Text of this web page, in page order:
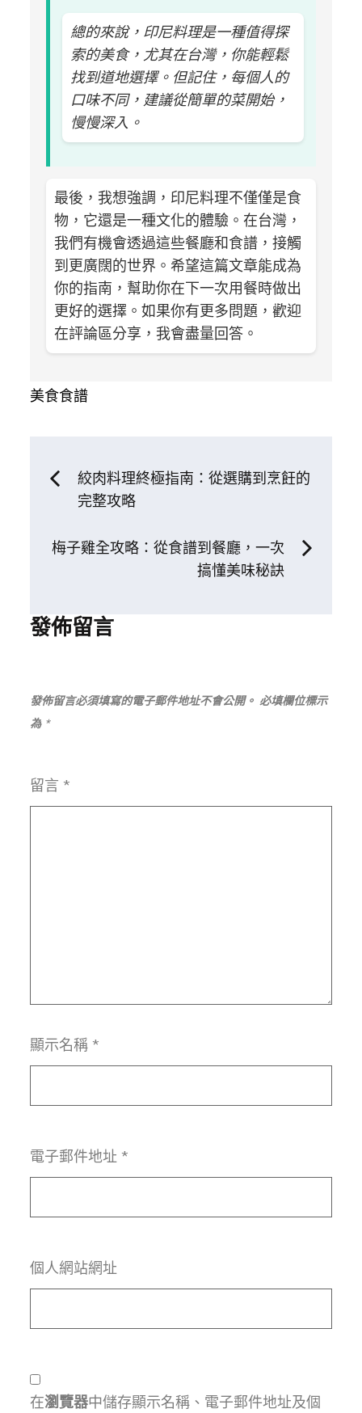
總的來說，印尼料理是一種值得探
索的美食，尤其在台灣，你能輕鬆
找到道地選擇。但記住，每個人的
口味不同，建議從簡單的菜開始，
慢慢深入。
最後，我想強調，印尼料理不僅僅是食
物，它還是一種文化的體驗。在台灣，
我們有機會透過這些餐廳和食譜，接觸
到更廣闊的世界。希望這篇文章能成為
你的指南，幫助你在下一次用餐時做出
更好的選擇。如果你有更多問題，歡迎
在評論區分享，我會盡量回答。
美食食譜
文
覽
絞肉料理終極指南：從選購到烹飪的
完整攻略
梅子雞全攻略：從食譜到餐廳，一次
搞懂美味秘訣
發佈留言
發佈留言必須填寫的電子郵件地址不會公開。 必填欄位標示
為 *
留言 *
顯示名稱 *
電子郵件地址 *
個人網站網址
在瀏覽器中儲存顯示名稱、電子郵件地址及個